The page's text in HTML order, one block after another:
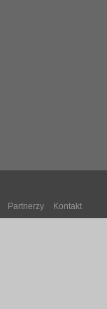
Partnerzy Kontakt